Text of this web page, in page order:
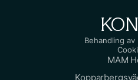
Behandling
MAM